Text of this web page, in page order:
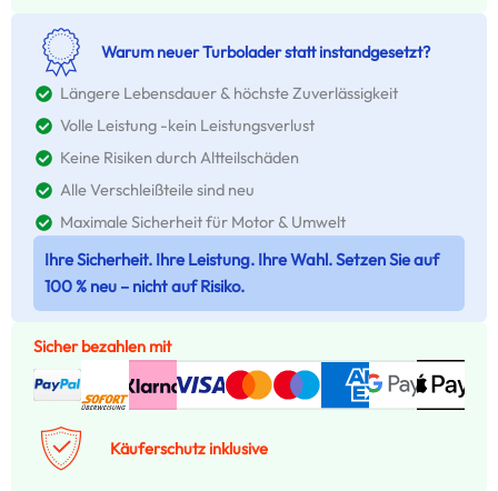
Warum neuer Turbolader statt instandgesetzt?
Längere Lebensdauer & höchste Zuverlässigkeit
Volle Leistung -kein Leistungsverlust
Keine Risiken durch Altteilschäden
Alle Verschleißteile sind neu
Maximale Sicherheit für Motor & Umwelt
Ihre Sicherheit. Ihre Leistung. Ihre Wahl. Setzen Sie auf
100 % neu – nicht auf Risiko.
Sicher bezahlen mit
Käuferschutz inklusive